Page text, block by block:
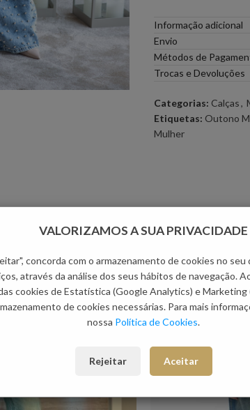
RUGA
Informação adicional
Envio
Métodos de
Trocas e Devoluções
Categorias: Calças,
Etiquetas: Outono
Mulher
NOVO
VALORIZAMOS A SUA PRIVACIDADE
concorda com o armazenamento de cookies no
através da análise dos seus hábitos de navegação.
cookies de Estatística (Google Analytics) e
de cookies necessárias. Para mais
nossa Política de Cookies.
Rejeitar Aceitar